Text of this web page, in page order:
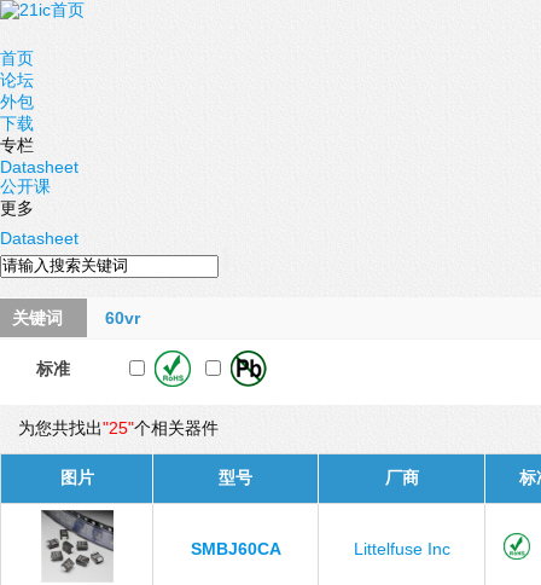
首页
论坛
外包
下载
专栏
Datasheet
公开课
更多
Datasheet
关键词 60vr
标准
为您共找出"25"个相关器件
图片 型号 厂商 标
SMBJ60CA Littelfuse Inc